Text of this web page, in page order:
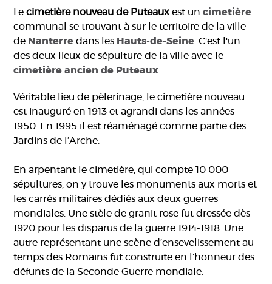
Lecimetière nouveau de Puteaux est uncimetière
communal se trouvant à sur le territoire de la ville
de Nanterre dans les Hauts-de-Seine. C'est l'un
des deux lieux de sépulture de la ville avec le
cimetière ancien de Puteaux.
Véritable lieu de pèlerinage, le cimetière nouveau
est inauguré en 1913 et agrandi dans les années
1950. En 1995 il est réaménagé comme partie des
Jardins de l’Arche.
En arpentant le cimetière, qui compte 10 000
sépultures, on y trouve les monuments aux morts et
les carrés militaires dédiés aux deux guerres
mondiales. Une stèle de granit rose fut dressée dès
1920 pour les disparus de la guerre 1914-1918. Une
autre représentant une scène d’ensevelissement au
temps des Romains fut construite en l’honneur des
défunts de la Seconde Guerre mondiale.